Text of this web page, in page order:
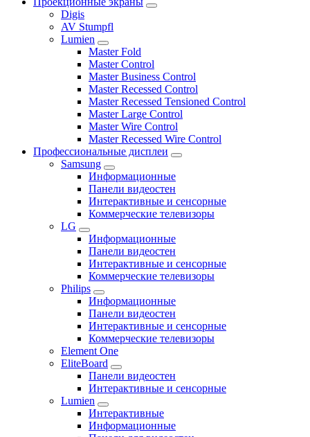
Digis
AV Stumpfl
Lumien
Master Fold
Master Control
Master Business Control
Master Recessed Control
Master Recessed Tensioned Control
Master Large Control
Master Wire Control
Master Recessed Wire Control
Профессиональные дисплеи
Samsung
Информационные
Панели видеостен
Интерактивные и сенсорные
Коммерческие телевизоры
LG
Информационные
Панели видеостен
Интерактивные и сенсорные
Коммерческие телевизоры
Philips
Информационные
Панели видеостен
Интерактивные и сенсорные
Коммерческие телевизоры
Element One
EliteBoard
Панели видеостен
Интерактивные и сенсорные
Lumien
Интерактивные
Информационные